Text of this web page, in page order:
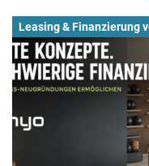
Leasing & Finanzierung